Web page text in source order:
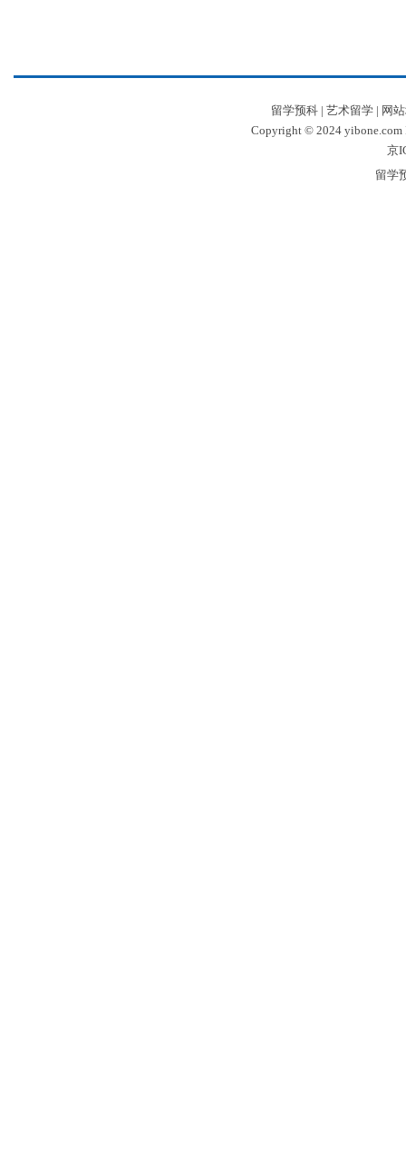
留学预科| 艺术留学| 网
Copyright © 2024 yibone.com
京
留学